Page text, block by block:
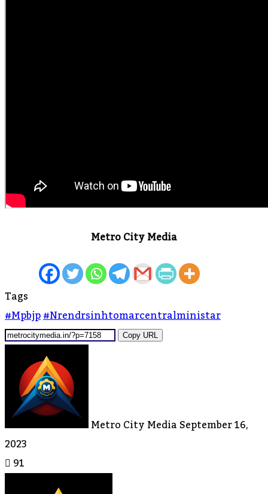
Metro City Media
Tags
#mpbjp#nrendrsinhtomarcentralministar
Copy URL
Metro City MediaSeptember 16,
2023
91